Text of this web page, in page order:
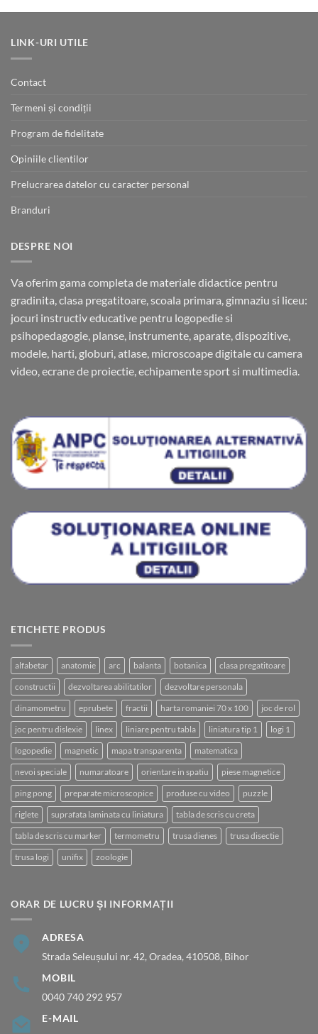
a
este:
LINK-URI UTILE
Contact
Termeni și condiții
Program de fidelitate
Opiniile clientilor
Prelucrarea datelor cu caracter personal
Branduri
DESPRE NOI
Va oferim gama completa de materiale didactice pentru
gradinita, clasa pregatitoare, scoala primara, gimnaziu si liceu:
jocuri instructiv educative pentru logopedie si
psihopedagogie, planse, instrumente, aparate, dispozitive,
modele, harti, globuri, atlase, microscoape digitale cu camera
video, ecrane de proiectie, echipamente sport si multimedia.
ETICHETE PRODUS
alfabetar anatomie arc balanta botanica clasa pregatitoare
constructii dezvoltarea abilitatilor dezvoltare personala
dinamometru eprubete fractii harta romaniei 70 x 100 joc de rol
joc pentru dislexie linex liniare pentru tabla liniatura tip 1 logi 1
logopedie magnetic mapa transparenta matematica
nevoi speciale numaratoare orientare in spatiu piese magnetice
ping pong preparate microscopice produse cu video puzzle
riglete suprafata laminata cu liniatura tabla de scris cu creta
tabla de scris cu marker termometru trusa dienes trusa disectie
trusa logi unifix zoologie
ORAR DE LUCRU ȘI INFORMAȚII
ADRESA
Strada Seleușului nr. 42, Oradea, 410508, Bihor
MOBIL
0040 740 292 957
E-MAIL